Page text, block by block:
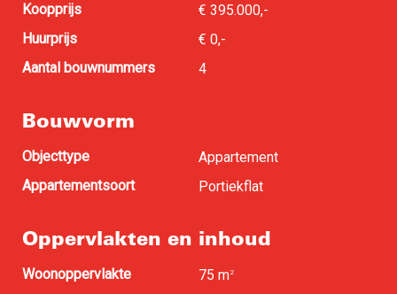
Koopprijs
€ 395.000,-
Huurprijs
€ 0,-
Aantal bouwnummers
4
Bouwvorm
Objecttype
Appartement
Appartementsoort
Portiekflat
Oppervlakten en inhoud
Woonoppervlakte 75 m2